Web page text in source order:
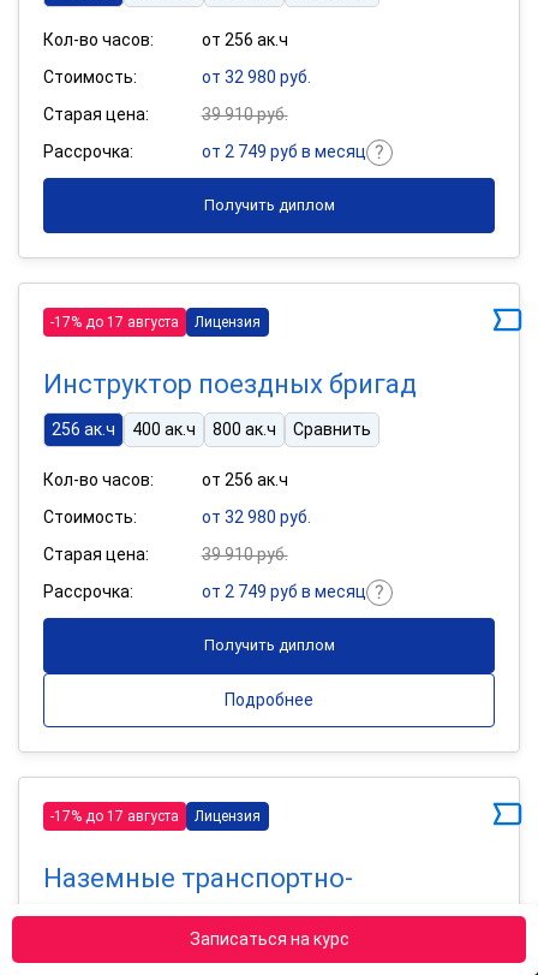
Записаться на курс
Кол-во часов:
от 256 ак.ч
Стоимость:
от 32 980 руб.
Старая цена:
39 910 руб.
Рассрочка:
от 2 749 руб в месяц
Получить диплом
-17% до 17 августа Лицензия
Инструктор поездных бригад
256 ак.ч 400 ак.ч 800 ак.ч Сравнить
Кол-во часов:
от 256 ак.ч
Стоимость:
от 32 980 руб.
Старая цена:
39 910 руб.
Рассрочка:
от 2 749 руб в месяц
Получить диплом
Подробнее
-17% до 17 августа Лицензия
Наземные транспортно-
технологические комплексы
256 ак.ч 400 ак.ч 800 ак.ч Сравнить